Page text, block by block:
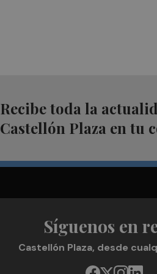
Recibe toda la
Castellón Plaza en tu
Síguenos en
Castellón Plaza, desde